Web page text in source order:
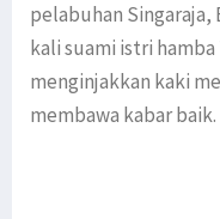
pelabuhan
kali suami istri
menginjakkan kaki
membawa kabar baik.